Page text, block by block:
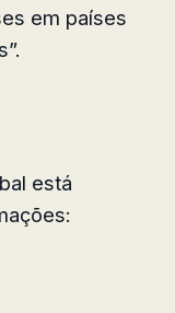
em países
está